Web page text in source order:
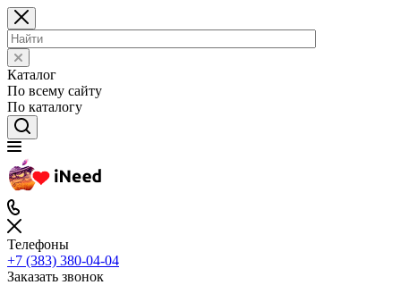
Каталог
По всему сайту
По каталогу
Телефоны
+7 (383) 380-04-04
Заказать звонок